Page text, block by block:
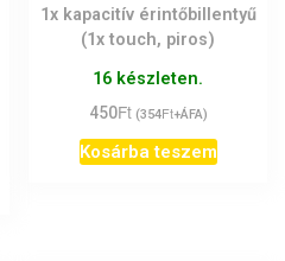
1x kapacitív érintőbillentyű
(1x touch, piros)
16 készleten.
450Ft (354Ft+ÁFA)
Kosárba teszem